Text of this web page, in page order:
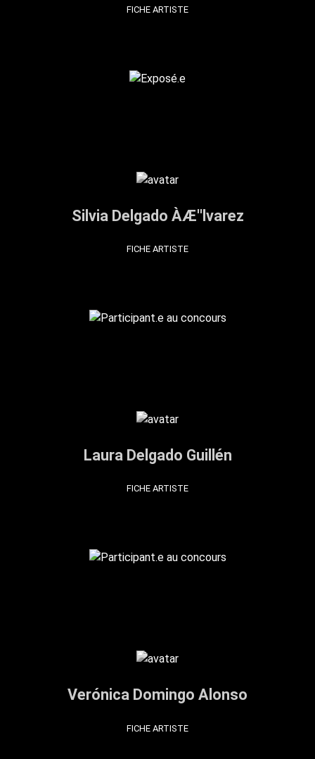
FICHE ARTISTE
Silvia Delgado ÀÆ''lvarez
FICHE ARTISTE
Laura Delgado Guillén
FICHE ARTISTE
Verónica Domingo Alonso
FICHE ARTISTE